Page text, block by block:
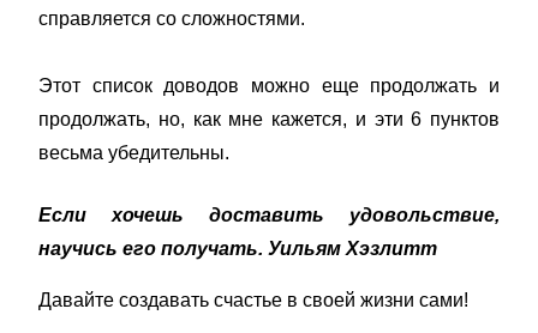
справляется со сложностями.
Этот список доводов можно еще продолжать и
продолжать, но, как мне кажется, и эти 6 пунктов
весьма убедительны.
Если хочешь доставить удовольствие,
научись его получать. Уильям Хэзлитт
Давайте создавать счастье в своей жизни сами!